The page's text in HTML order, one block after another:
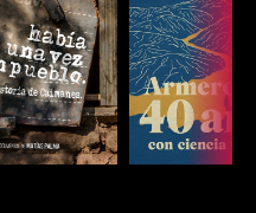
ESCUCHAR